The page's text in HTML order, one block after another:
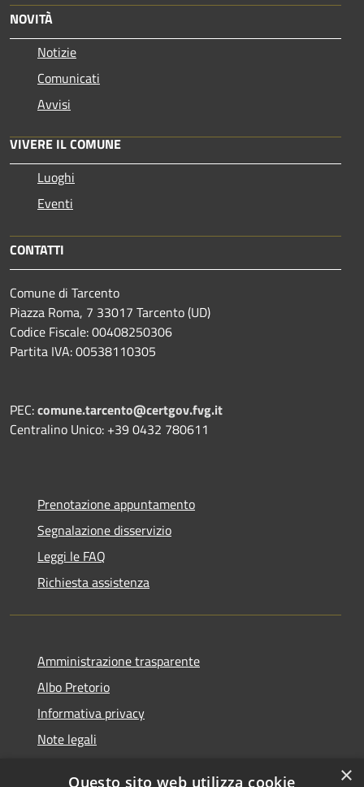
NOVITÀ
Notizie
Comunicati
Avvisi
VIVERE IL COMUNE
Luoghi
Eventi
CONTATTI
Comune di Tarcento
Piazza Roma, 7 33017 Tarcento (UD)
Codice Fiscale: 00408250306
Partita IVA: 00538110305
PEC:comune.tarcento@certgov.fvg.it
Centralino Unico: +39 0432 780611
Prenotazione appuntamento
Segnalazione disservizio
Leggi le FAQ
Richiesta assistenza
Amministrazione trasparente
Albo Pretorio
Informativa privacy
Note legali
×
Questo sito web utilizza cookie